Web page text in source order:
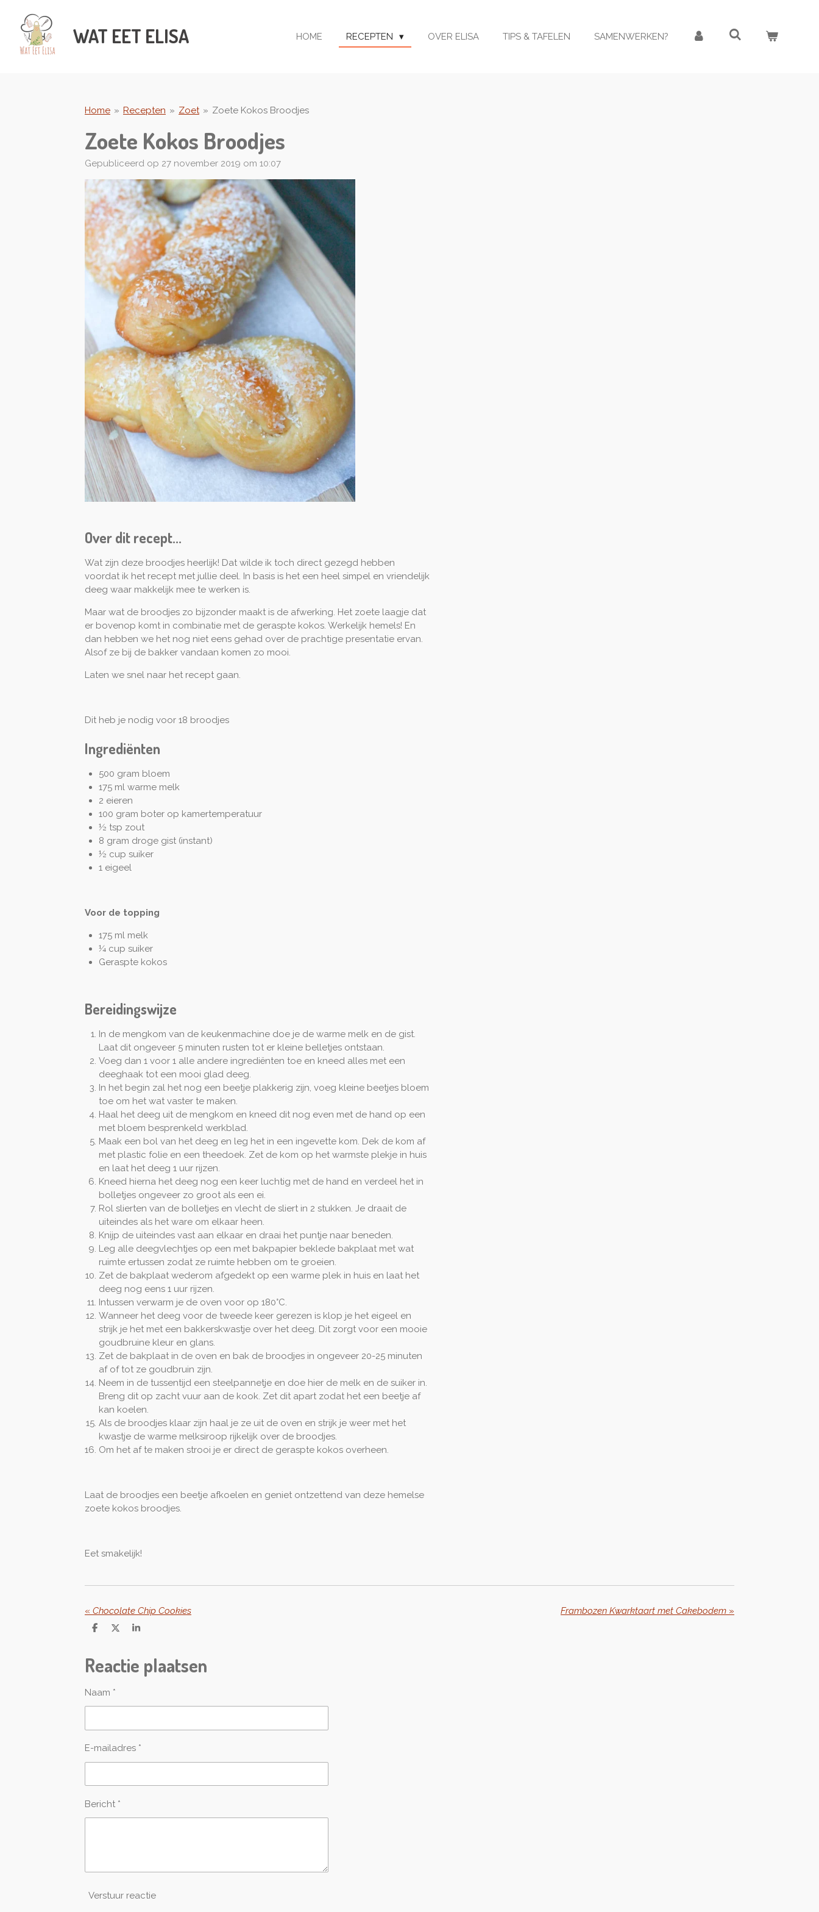
direct
WAT EET ELISA HOME RECEPTEN OVER ELISA TIPS & TAFELEN SAMENWERKEN?
Home » Recepten » Zoet » Zoete Kokos Broodjes
Zoete Kokos Broodjes
Gepubliceerd op 27 november 2019 om 10:07
Over dit recept...
Wat zijn deze broodjes heerlijk! Dat wilde ik toch direct gezegd hebben
voordat ik het recept met jullie deel. In basis is het een heel simpel en vriendelijk
deeg waar makkelijk mee te werken is.
Maar wat de broodjes zo bijzonder maakt is de afwerking. Het zoete laagje dat
er bovenop komt in combinatie met de geraspte kokos. Werkelijk hemels! En
dan hebben we het nog niet eens gehad over de prachtige presentatie ervan.
Alsof ze bij de bakker vandaan komen zo mooi.
Laten we snel naar het recept gaan.
Dit heb je nodig voor 18 broodjes
Ingrediënten
500 gram bloem
175 ml warme melk
2 eieren
100 gram boter op kamertemperatuur
½ tsp zout
8 gram droge gist (instant)
½ cup suiker
1 eigeel
Voor de topping
175 ml melk
¼ cup suiker
Geraspte kokos
Bereidingswijze
In de mengkom van de keukenmachine doe je de warme melk en de gist.
Laat dit ongeveer 5 minuten rusten tot er kleine belletjes ontstaan.
Voeg dan 1 voor 1 alle andere ingrediënten toe en kneed alles met een
deeghaak tot een mooi glad deeg.
In het begin zal het nog een beetje plakkerig zijn, voeg kleine beetjes bloem
toe om het wat vaster te maken.
Haal het deeg uit de mengkom en kneed dit nog even met de hand op een
met bloem besprenkeld werkblad.
Maak een bol van het deeg en leg het in een ingevette kom. Dek de kom af
met plastic folie en een theedoek. Zet de kom op het warmste plekje in huis
en laat het deeg 1 uur rijzen.
Kneed hierna het deeg nog een keer luchtig met de hand en verdeel het in
bolletjes ongeveer zo groot als een ei.
Rol slierten van de bolletjes en vlecht de sliert in 2 stukken. Je draait de
uiteindes als het ware om elkaar heen.
Knijp de uiteindes vast aan elkaar en draai het puntje naar beneden.
Leg alle deegvlechtjes op een met bakpapier beklede bakplaat met wat
ruimte ertussen zodat ze ruimte hebben om te groeien.
Zet de bakplaat wederom afgedekt op een warme plek in huis en laat het
deeg nog eens 1 uur rijzen.
Intussen verwarm je de oven voor op 180°C.
Wanneer het deeg voor de tweede keer gerezen is klop je het eigeel en
strijk je het met een bakkerskwastje over het deeg. Dit zorgt voor een mooie
goudbruine kleur en glans.
Zet de bakplaat in de oven en bak de broodjes in ongeveer 20-25 minuten
af of tot ze goudbruin zijn.
Neem in de tussentijd een steelpannetje en doe hier de melk en de suiker in.
Breng dit op zacht vuur aan de kook. Zet dit apart zodat het een beetje af
kan koelen.
Als de broodjes klaar zijn haal je ze uit de oven en strijk je weer met het
kwastje de warme melksiroop rijkelijk over de broodjes.
Om het af te maken strooi je er direct de geraspte kokos overheen.
Laat de broodjes een beetje afkoelen en geniet ontzettend van deze hemelse
zoete kokos broodjes.
Eet smakelijk!
« Chocolate Chip Cookies Frambozen Kwarktaart met Cakebodem »
D
e
n
D
S
e
Reactie plaatsen
Naam *
E-mailadres *
Bericht *
Verstuur reactie